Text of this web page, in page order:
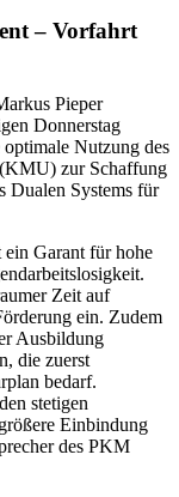
– Vorfahrt
Pieper
Donnerstag
Nutzung des
zur Schaffung
Dualen Systems für
ein Garant für hohe
Zeit auf
ein. Zudem
Ausbildung
die zuerst
bedarf.
stetigen
Einbindung
des PKM